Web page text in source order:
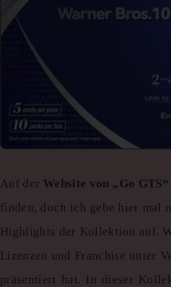
Auf der Website von „Go GTS“
finden, doch ich gebe hier mal
Highlights der Kollektion auf.
Lizenzen und Franchise unter
präsentiert hat. In dieser